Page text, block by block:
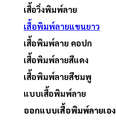
เสื้อวิ่งพิมพ์ลาย
เสื้อพิมพ์ลายแขนยาว
เสื้อพิมพ์ลาย คอปก
เสื้อพิมพ์ลายสีแดง
เสื้อพิมพ์ลายสีชมพู
แบบเสื้อพิมพ์ลาย
ออกแบบเสื้อพิมพ์ลายเอง